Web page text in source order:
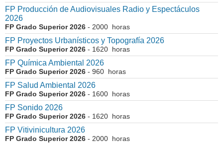
FP Producción de Audiovisuales Radio y Espectáculos
2026
FP Grado Superior 2026 - 2000 horas
FP Proyectos Urbanísticos y Topografía 2026
FP Grado Superior 2026 - 1620 horas
FP Química Ambiental 2026
FP Grado Superior 2026 - 960 horas
FP Salud Ambiental 2026
FP Grado Superior 2026 - 1600 horas
FP Sonido 2026
FP Grado Superior 2026 - 1620 horas
FP Vitivinicultura 2026
FP Grado Superior 2026 - 2000 horas